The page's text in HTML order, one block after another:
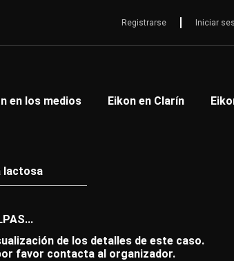
Registrarse Iniciar
en los medios Eikon en Clarín
lactosa
de los detalles de este caso.
favor contacta al organizador.